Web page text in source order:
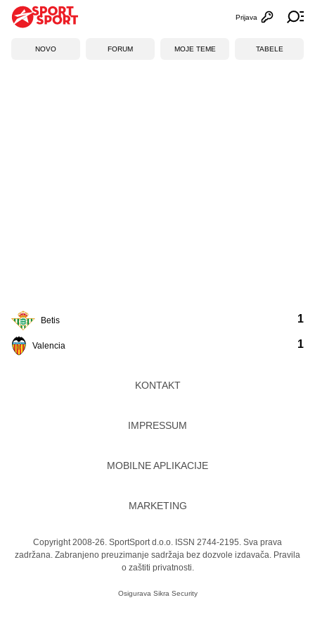
Otvori
Prijava
NOVO FORUM MOJE TEME TABELE
Betis
Valencia
1
1
KONTAKT
IMPRESSUM
MOBILNE APLIKACIJE
MARKETING
Copyright 2008-26. SportSport d.o.o. ISSN 2744-2195. Sva prava
zadržana. Zabranjeno preuzimanje sadržaja bez dozvole izdavača. Pravila
o zaštiti privatnosti.
Osigurava Sikra Security